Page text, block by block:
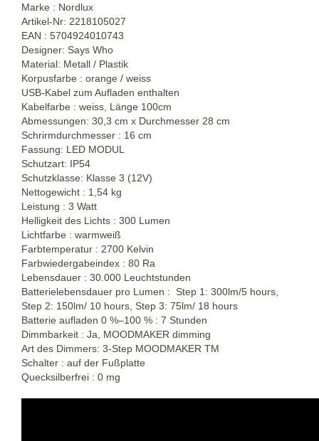
Marke : Nordlux
Artikel-Nr: 2218105027
EAN : 5704924010743
Designer: Says Who
Material: Metall / Plastik
Korpusfarbe : orange / weiss
USB-Kabel zum Aufladen enthalten
Kabelfarbe : weiss, Länge 100cm
Abmessungen: 30,3 cm x Durchmesser 28 cm
Schrirmdurchmesser : 16 cm
Fassung: LED MODUL
Schutzart: IP54
Schutzklasse: Klasse 3 (12V)
Nettogewicht : 1,54 kg
Leistung : 3 Watt
Helligkeit des Lichts : 300 Lumen
Lichtfarbe : warmweiß
Farbtemperatur : 2700 Kelvin
Farbwiedergabeindex : 80 Ra
Lebensdauer : 30.000 Leuchtstunden
Batterielebensdauer pro Lumen : Step 1: 300lm/5 hours,
Step 2: 150lm/ 10 hours, Step 3: 75lm/ 18 hours
Batterie aufladen 0 %–100 % : 7 Stunden
Dimmbarkeit : Ja, MOODMAKER dimming
Art des Dimmers: 3-Step MOODMAKER TM
Schalter : auf der Fußplatte
Quecksilberfrei : 0 mg